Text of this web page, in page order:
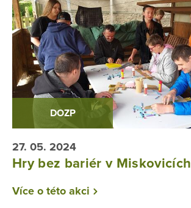
DOZP
27. 05. 2024
Hry bez bariér v Miskovicích
Více o této akci